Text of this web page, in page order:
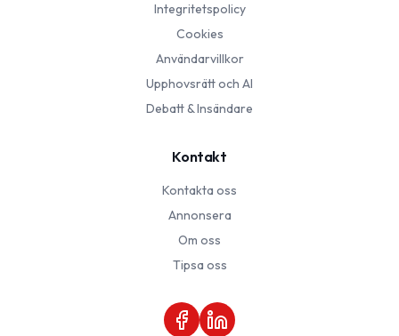
Integritetspolicy
Cookies
Användarvillkor
Upphovsrätt och AI
Debatt & Insändare
Kontakt
Kontakta oss
Annonsera
Om oss
Tipsa oss